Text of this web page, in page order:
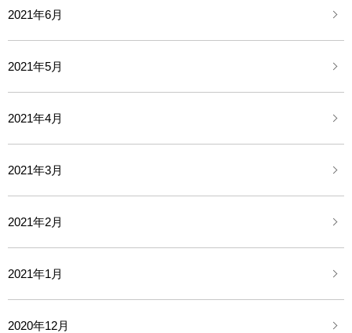
2021年6月
2021年5月
2021年4月
2021年3月
2021年2月
2021年1月
2020年12月